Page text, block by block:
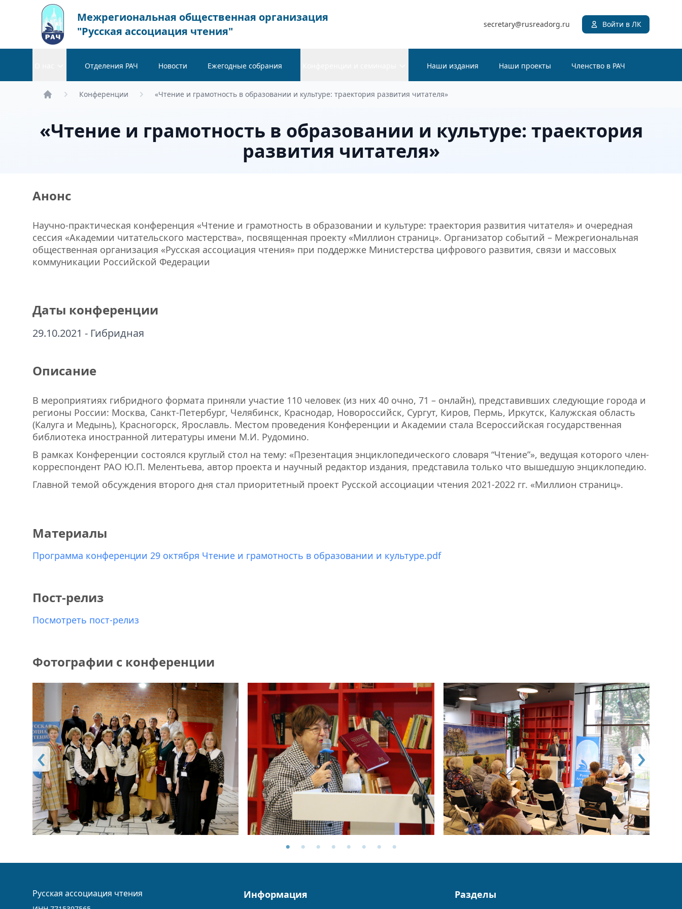
Межрегиональная общественная организация
"Русская ассоциация чтения"
secretary@rusreadorg.ru Войти в ЛК
Отделения РАЧ Новости Ежегодные собрания Наши издания Наши проекты Членство в РАЧ
Конференции «Чтение и грамотность в образовании и культуре: траектория развития читателя»
«Чтение и грамотность в образовании и культуре: траектория
развития читателя»
Анонс
Научно-практическая конференция «Чтение и грамотность в образовании и культуре: траектория развития читателя» и очередная
сессия «Академии читательского мастерства», посвященная проекту «Миллион страниц». Организатор событий – Межрегиональная
общественная организация «Русская ассоциация чтения» при поддержке Министерства цифрового развития, связи и массовых
коммуникации Российской Федерации
Даты конференции
29.10.2021 - Гибридная
Описание
В мероприятиях гибридного формата приняли участие 110 человек (из них 40 очно, 71 – онлайн), представивших следующие города и
регионы России: Москва, Санкт-Петербург, Челябинск, Краснодар, Новороссийск, Сургут, Киров, Пермь, Иркутск, Калужская область
(Калуга и Медынь), Красногорск, Ярославль. Местом проведения Конференции и Академии стала Всероссийская государственная
библиотека иностранной литературы имени М.И. Рудомино.
В рамках Конференции состоялся круглый стол на тему: «Презентация энциклопедического словаря “Чтение”», ведущая которого член-
корреспондент РАО Ю.П. Мелентьева, автор проекта и научный редактор издания, представила только что вышедшую энциклопедию.
Главной темой обсуждения второго дня стал приоритетный проект Русской ассоциации чтения 2021-2022 гг. «Миллион страниц».
Материалы
Программа конференции 29 октября Чтение и грамотность в образовании и культуре.pdf
Пост-релиз
Посмотреть пост-релиз
Фотографии с конференции
Русская ассоциация чтения Информация Разделы